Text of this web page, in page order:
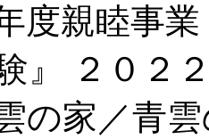
度親睦事
』 ２０２
の家／青